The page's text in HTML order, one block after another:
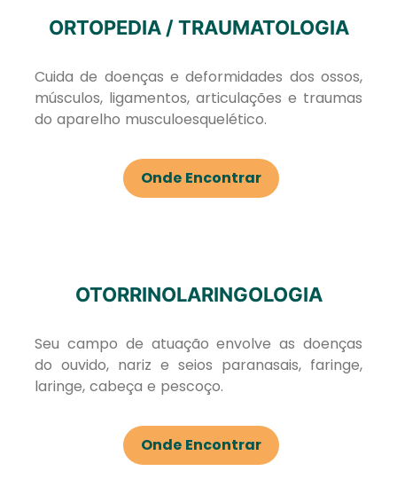
ORTOPEDIA / TRAUMATOLOGIA
Cuida de doenças e deformidades dos ossos,
músculos, ligamentos, articulações e traumas
do aparelho musculoesquelético.
Onde Encontrar
OTORRINOLARINGOLOGIA
Seu campo de atuação envolve as doenças
do ouvido, nariz e seios paranasais, faringe,
laringe, cabeça e pescoço.
Onde Encontrar